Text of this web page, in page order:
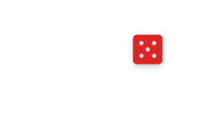
Terningkast